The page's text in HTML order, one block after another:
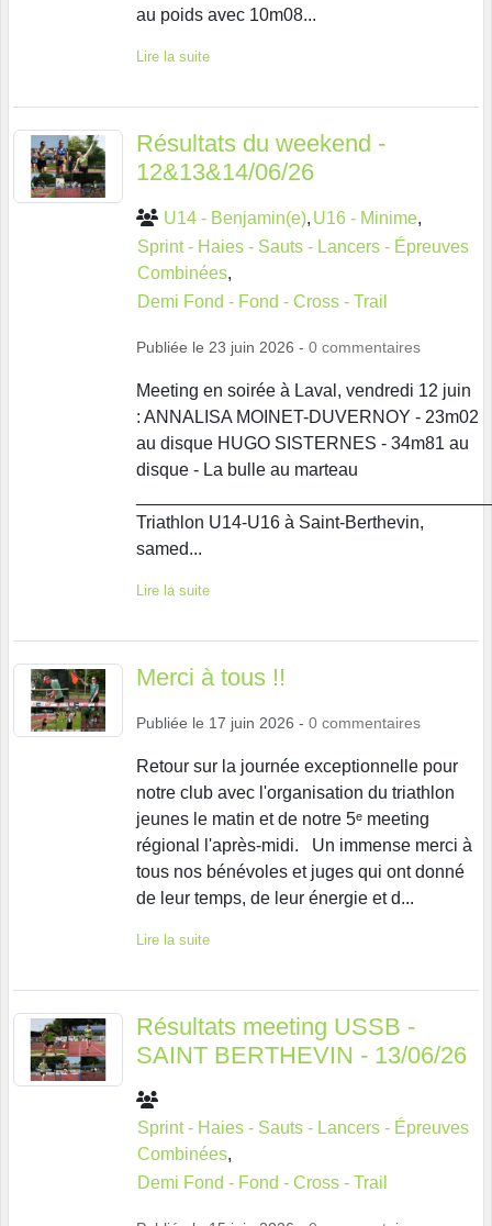
au poids avec 10m08...
Lire la suite
Résultats du weekend -
12&13&14/06/26
U14 - Benjamin(e) U16 - Minime
Sprint - Haies - Sauts - Lancers - Épreuves
Combinées
Demi Fond - Fond - Cross - Trail
Publiée le 23 juin 2026 - 0 commentaires
Meeting en soirée à Laval, vendredi 12 juin
: ANNALISA MOINET-DUVERNOY - 23m02
au disque HUGO SISTERNES - 34m81 au
disque - La bulle au marteau
Triathlon U14-U16 à Saint-Berthevin,
samed...
Lire la suite
Merci à tous !!
Publiée le 17 juin 2026 - 0 commentaires
Retour sur la journée exceptionnelle pour
notre club avec l'organisation du triathlon
jeunes le matin et de notre 5ᵉ meeting
régional l'après-midi. Un immense merci à
tous nos bénévoles et juges qui ont donné
de leur temps, de leur énergie et d...
Lire la suite
Résultats meeting USSB -
SAINT BERTHEVIN - 13/06/26
Sprint - Haies - Sauts - Lancers - Épreuves
Combinées
Demi Fond - Fond - Cross - Trail